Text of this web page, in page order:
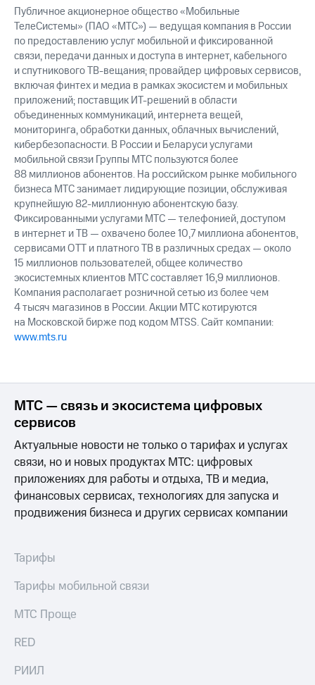
Описание
Программа
приобретения
Порядок
выкупа
акций
Дивиденды
Рынок
облигаций
Описание
Еврооблигации-2023
Уведомление
о
погашении
именных
облигаций
Другое
Регистратор
Реквизиты
Контакты
развитие
деловая этика
На главную
Публичное акционерное общество «Мобильные
ТелеСистемы» (ПАО «МТС») — ведущая компания в России
по предоставлению услуг мобильной и фиксированной
связи, передачи данных и доступа в интернет, кабельного
и спутникового ТВ-вещания; провайдер цифровых сервисов,
включая финтех и медиа в рамках экосистем и мобильных
приложений; поставщик ИТ-решений в области
объединенных коммуникаций, интернета вещей,
мониторинга, обработки данных, облачных вычислений,
кибербезопасности. В России и Беларуси услугами
мобильной связи Группы МТС пользуются более
88 миллионов абонентов. На российском рынке мобильного
бизнеса МТС занимает лидирующие позиции, обслуживая
крупнейшую 82-миллионную абонентскую базу.
Фиксированными услугами МТС — телефонией, доступом
в интернет и ТВ — охвачено более 10,7 миллиона абонентов,
сервисами OTT и платного ТВ в различных средах — около
15 миллионов пользователей, общее количество
экосистемных клиентов МТС составляет 16,9 миллионов.
Компания располагает розничной сетью из более чем
4 тысяч магазинов в России. Акции МТС котируются
на Московской бирже под кодом MTSS. Сайт компании:
www.mts.ru
МТС — связь и экосистема цифровых
сервисов
Актуальные новости не только о тарифах и услугах
связи, но и новых продуктах МТС: цифровых
приложениях для работы и отдыха, ТВ и медиа,
финансовых сервисах, технологиях для запуска и
продвижения бизнеса и других сервисах компании
Тарифы
Тарифы мобильной связи
МТС Проще
RED
РИИЛ